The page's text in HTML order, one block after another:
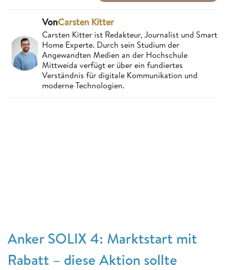
VonCarsten Kitter
Carsten Kitter ist Redakteur, Journalist und Smart
Home Experte. Durch sein Studium der
Angewandten Medien an der Hochschule
Mittweida verfügt er über ein fundiertes
Verständnis für digitale Kommunikation und
moderne Technologien.
Anker SOLIX 4: Marktstart mit
Rabatt – diese Aktion sollte